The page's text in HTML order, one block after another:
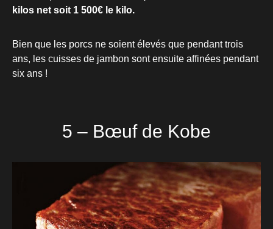
kilos net soit 1 500€ le kilo.
Bien que les porcs ne soient élevés que pendant trois
ans, les cuisses de jambon sont ensuite affinées pendant
six ans !
5 – Bœuf de Kobe